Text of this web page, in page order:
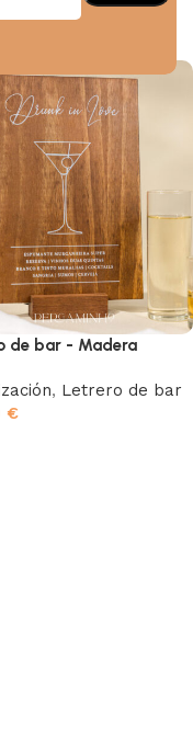
opciones
de bar - Madera
, Letrero de bar
€